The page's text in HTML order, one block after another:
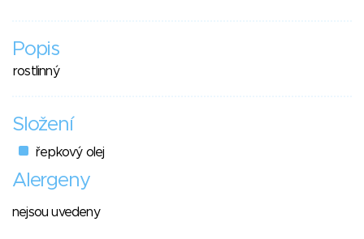
Popis
rostlinný
Složení
řepkový olej
Alergeny
nejsou uvedeny